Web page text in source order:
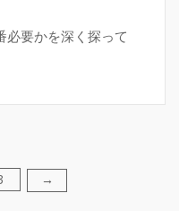
必要かを深く探って
→